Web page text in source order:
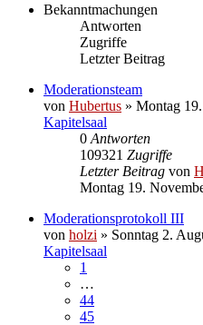
Bekanntmachungen
Antworten
Zugriffe
Letzter Beitrag
Moderationsteam
von Hubertus » Montag
Kapitelsaal
0 Antworten
109321 Zugriffe
Letzter Beitrag von
Montag 19.
Moderationsprotokoll III
von holzi » Sonntag 2.
Kapitelsaal
1
…
44
45